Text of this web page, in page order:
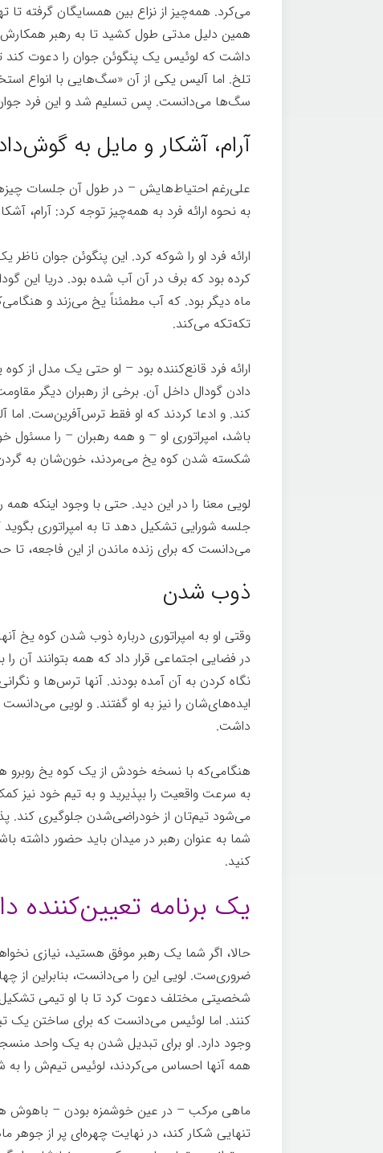
می‌کرد. همه‌چیز از نزاع بین همسایگان گرفته
همین دلیل مدتی طول کشید تا به رهبر
داشت که لوئیس یک پنگوئن جوان را دعوت کند
تلخ. اما آلیس یکی از آن «سگ‌هایی با انواع
سگ‌ها می‌دانست. پس تسلیم شد و این فرد
آرام، آشکار و مایل به
علی‌رغم احتیاط‌هایش – در طول آن جلسات
به نحوه ارائه فرد به همه‌چیز توجه کرد: آرام،
ارائه فرد او را شوکه کرد. این پنگوئن جوان
کرده بود که برف در آن آب شده بود. دریا این
ماه دیگر بود. که آب مطمئناً یخ می‌زند و
تکه‌تکه می‌کند.
ارائه فرد قانع‌کننده بود – او حتی یک مدل از
دادن گودال داخل آن. برخی از رهبران دیگر
کند. و ادعا کردند که او فقط ترس‌آفرین‌ست. اما
باشد، امپراتوری او – و همه رهبران – را مسئول
شکسته شدن کوه یخ می‌مردند، خون‌شان به گردن
لویی معنا را در این دید. حتی با وجود اینکه
جلسه شورایی تشکیل دهد تا به امپراتوری
می‌دانست که برای زنده ماندن از این فاجعه، تا
ذوب شدن
وقتی او به امپراتوری درباره ذوب شدن کوه یخ
در فضایی اجتماعی قرار داد که همه بتوانند آن
نگاه کردن به آن آمده بودند. آنها ترس‌ها و
ایده‌های‌شان را نیز به او گفتند. و لویی
داشت.
هنگامی‌که با نسخه خودش از یک کوه یخ روبرو
به سرعت واقعیت را بپذیرید و به تیم خود نیز
می‌شود تیم‌تان از خودراضی‌شدن جلوگیری کند.
شما به عنوان رهبر در میدان باید حضور داشته
کنید.
یک برنامه تعیین‌کننده
حالا، اگر شما یک رهبر موفق هستید، نیازی
ضروری‌ست. لویی این را می‌دانست، بنابراین از
شخصیتی مختلف دعوت کرد تا با او تیمی تشکیل
کنند. اما لوئیس می‌دانست که برای ساختن یک
وجود دارد. او برای تبدیل شدن به یک واحد
همه آنها احساس می‌کردند، لوئیس تیم‌ش را به
ماهی مرکب – در عین خوشمزه بودن – باهوش
تنهایی شکار کند، در نهایت چهره‌ای پر از